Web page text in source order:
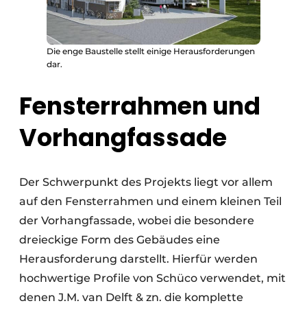
Die enge Baustelle stellt einige Herausforderungen
dar.
Fensterrahmen und
Vorhangfassade
Der Schwerpunkt des Projekts liegt vor allem
auf den Fensterrahmen und einem kleinen Teil
der Vorhangfassade, wobei die besondere
dreieckige Form des Gebäudes eine
Herausforderung darstellt. Hierfür werden
hochwertige Profile von Schüco verwendet, mit
denen J.M. van Delft & zn. die komplette